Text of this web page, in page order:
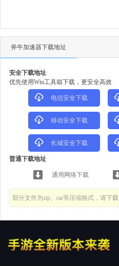
斧牛加速器下载地址
安全下载地址
优先使用Win工具箱下载，更安全高效
电信安全下载
移动安全下载
长城安全下载
普通下载地址
通用网络下载
部分文件为zip、rar等压缩格式，请下载